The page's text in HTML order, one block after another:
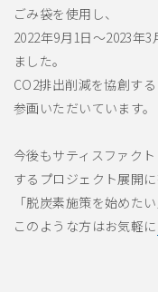
ごみ袋を使用し、
2022年9月1日～2023年3
ました。
CO2排出削減を協創す
参画いただいています。
今後もサティスファク
するプロジェクト展開に
「脱炭素施策を始めた
このような方はお気軽に